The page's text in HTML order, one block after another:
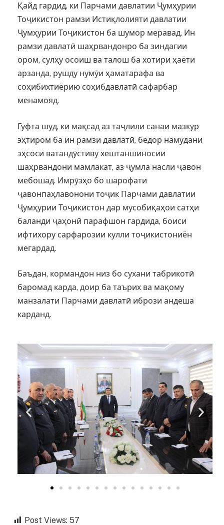
Қайд гардид, ки Парчами давлатии Ҷумҳурии
Тоҷикистон рамзи Истиқлолияти давлатии
Ҷумҳурии Тоҷикистон ба шумор меравад. Ин
рамзи давлатӣ шаҳрвандонро ба зиндагии
ором, сулҳу осоиш ва талош ба хотири ҳаёти
арзанда, рушду нумӯи ҳаматарафа ва
соҳибихтиёрию соҳибдавлатӣ сафарбар
менамояд.
Гуфта шуд, ки мақсад аз таҷлили санаи мазкур
эҳтиром ба ин рамзи давлатӣ, бедор намудани
эҳсоси ватандӯстиву хештаншиносии
шаҳрвандони мамлакат, аз ҷумла насли ҷавон
мебошад. Имрӯзҳо бо шарофати
ҷавонпаҳлавонони тоҷик Парчами давлатии
Ҷумҳурии Тоҷикистон дар мусобиқаҳои сатҳи
баланди ҷаҳонӣ парафшон гардида, боиси
ифтихору сарфарозии кулли тоҷикистониён
мегардад.
Баъдан, кормандон низ бо сухани табрикотӣ
баромад карда, доир ба таърих ва мақому
манзалати Парчами давлатӣ ибрози андеша
карданд.
Post Views: 57